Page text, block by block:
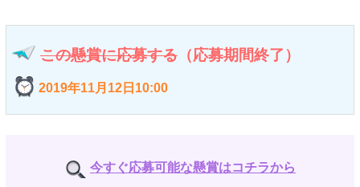
この懸賞に応募する （応募期間終了）
2019年11月12日10:00
今すぐ応募可能な懸賞はコチラから